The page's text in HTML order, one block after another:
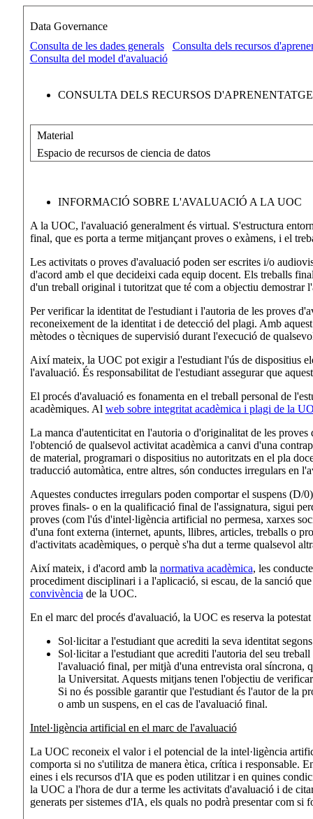
Data Governance
Consulta de les dades generals
Consulta dels recursos
Consulta del model d'avaluació
CONSULTA DELS RECURSOS
Material
Espacio de recursos de ciencia de datos
INFORMACIÓ SOBRE L'AVALUACIÓ A LA UOC
A la UOC, l'avaluació generalment és virtual. S'estructura
final, que es porta a terme mitjançant proves o exàmens, i el
Les activitats o proves d'avaluació poden ser escrites i/o
d'acord amb el que decideixi cada equip docent. Els treballs
d'un treball original i tutoritzat que té com a objectiu demostrar
Per verificar la identitat de l'estudiant i l'autoria de les proves
reconeixement de la identitat i de detecció del plagi. Amb
mètodes o tècniques de supervisió durant l'execució de
Així mateix, la UOC pot exigir a l'estudiant l'ús de dispositius
l'avaluació. És responsabilitat de l'estudiant assegurar que
El procés d'avaluació es fonamenta en el treball personal de
acadèmiques. Al web sobre integritat acadèmica i plagi de la
La manca d'autenticitat en l'autoria o d'originalitat de les
l'obtenció de qualsevol activitat acadèmica a canvi d'una
de material, programari o dispositius no autoritzats en el pla
traducció automàtica, entre altres, són conductes irregulars en
Aquestes conductes irregulars poden comportar el suspens (D/
proves finals- o en la qualificació final de l'assignatura, sigui
proves (com l'ús d'intel·ligència artificial no permesa, xarxes
d'una font externa (internet, apunts, llibres, articles, treballs o
d'activitats acadèmiques, o perquè s'ha dut a terme qualsevol
Així mateix, i d'acord amb la normativa acadèmica, les
procediment disciplinari i a l'aplicació, si escau, de la sanció
convivència de la UOC.
En el marc del procés d'avaluació, la UOC es reserva la potestat
Sol·licitar a l'estudiant que acrediti la seva identitat
Sol·licitar a l'estudiant que acrediti l'autoria del seu
l'avaluació final, per mitjà d'una entrevista oral síncrona,
la Universitat. Aquests mitjans tenen l'objectiu de
Si no és possible garantir que l'estudiant és l'autor de la
o amb un suspens, en el cas de l'avaluació final.
Intel·ligència artificial en el marc de l'avaluació
La UOC reconeix el valor i el potencial de la intel·ligència
comporta si no s'utilitza de manera ètica, crítica i responsable.
eines i els recursos d'IA que es poden utilitzar i en quines
la UOC a l'hora de dur a terme les activitats d'avaluació i de
generats per sistemes d'IA, els quals no podrà presentar com si